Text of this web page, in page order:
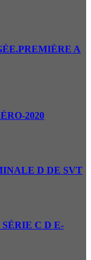
A
2020
D DE SVT
C D E-